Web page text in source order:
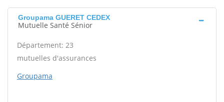
Groupama GUERET CEDEX
Mutuelle Santé Sénior
Département: 23
mutuelles d'assurances
Groupama